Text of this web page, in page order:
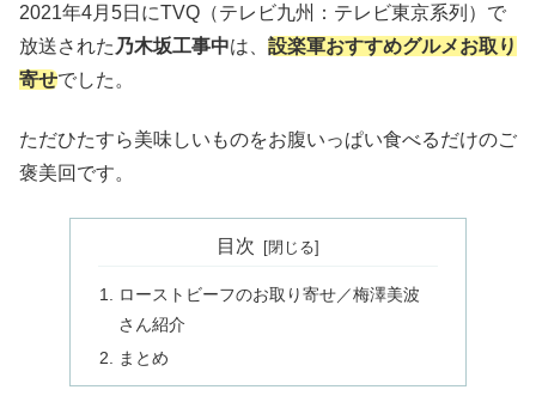
2021年4月5日にTVQ（テレビ九州：テレビ東京系列）で
放送された 乃木坂工事中は、 設楽軍おすすめグルメお取り
寄せでした。
ただひたすら美味しいものをお腹いっぱい食べるだけのご
褒美回です。
目次
ローストビーフのお取り寄せ／梅澤美波
さん紹介
まとめ